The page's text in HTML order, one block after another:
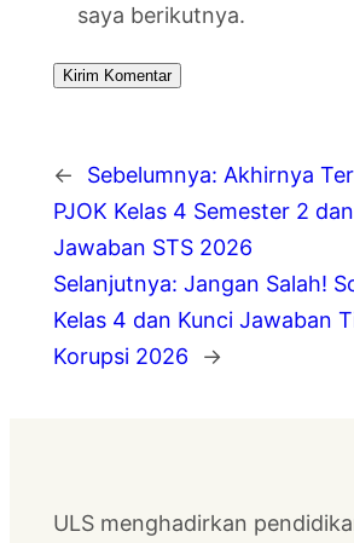
saya berikutnya.
← Sebelumnya: Akhirnya
PJOK Kelas 4 Semester 2
Jawaban STS 2026
Selanjutnya: Jangan Salah!
Kelas 4 dan Kunci Jawaban
Korupsi 2026
→
ULS menghadirkan